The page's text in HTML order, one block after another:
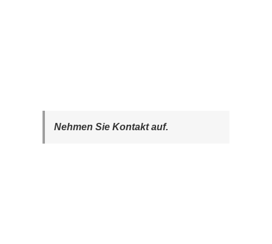
Nehmen Sie Kontakt auf.